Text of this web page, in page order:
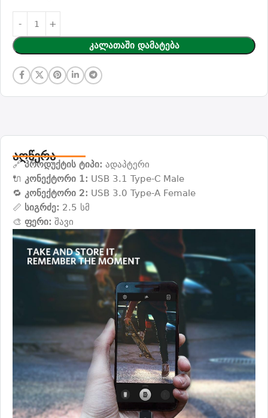
Კალათაში Დამატება
აღწერა
🔗პროდუქტის ტიპი: ადაპტერი
🔌 კონექტორი 1: USB 3.1 Type-C Male
🔁 კონექტორი 2: USB 3.0 Type-A Female
📏 სიგრძე: 2.5 სმ
🎨 ფერი: შავი